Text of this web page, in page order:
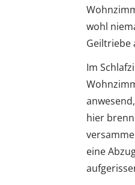
wohl
Geiltriebe
Im
hier
eine